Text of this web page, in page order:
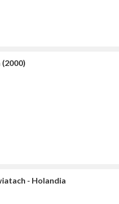
- Holandia